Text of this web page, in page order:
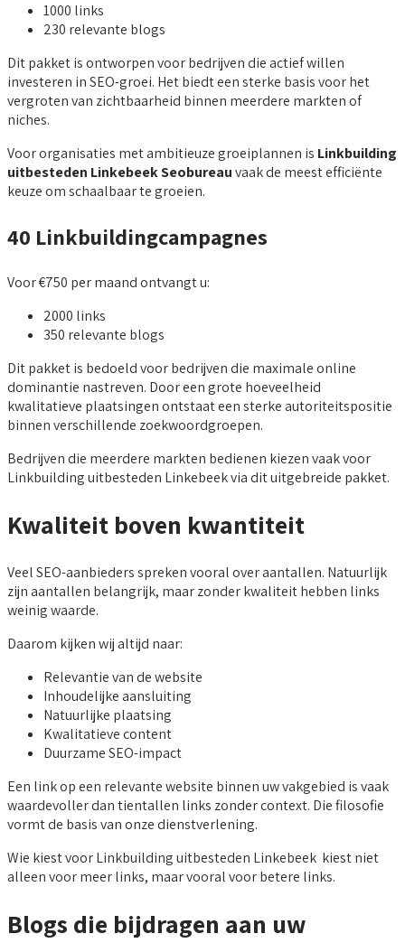
1000 links
230 relevante blogs
Dit pakket is ontworpen voor bedrijven die actief willen
investeren in SEO-groei. Het biedt een sterke basis voor het
vergroten van zichtbaarheid binnen meerdere markten of
niches.
Voor organisaties met ambitieuze groeiplannen is Linkbuilding
uitbesteden Linkebeek Seobureauvaak de meest efficiënte
keuze om schaalbaar te groeien.
40 Linkbuildingcampagnes
Voor €750 per maand ontvangt u:
2000 links
350 relevante blogs
Dit pakket is bedoeld voor bedrijven die maximale online
dominantie nastreven. Door een grote hoeveelheid
kwalitatieve plaatsingen ontstaat een sterke autoriteitspositie
binnen verschillende zoekwoordgroepen.
Bedrijven die meerdere markten bedienen kiezen vaak voor
Linkbuilding uitbesteden Linkebeek via dit uitgebreide pakket.
Kwaliteit boven kwantiteit
Veel SEO-aanbieders spreken vooral over aantallen. Natuurlijk
zijn aantallen belangrijk, maar zonder kwaliteit hebben links
weinig waarde.
Daarom kijken wij altijd naar:
Relevantie van de website
Inhoudelijke aansluiting
Natuurlijke plaatsing
Kwalitatieve content
Duurzame SEO-impact
Een link op een relevante website binnen uw vakgebied is vaak
waardevoller dan tientallen links zonder context. Die filosofie
vormt de basis van onze dienstverlening.
Wie kiest voor Linkbuilding uitbesteden Linkebeek kiest niet
alleen voor meer links, maar vooral voor betere links.
Blogs die bijdragen aan uw